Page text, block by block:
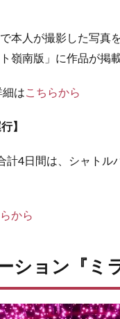
本人が撮影した写
嶺南版」に作品が掲
はこちらから
】
計4日間は、シャトル
から
ション『ミ